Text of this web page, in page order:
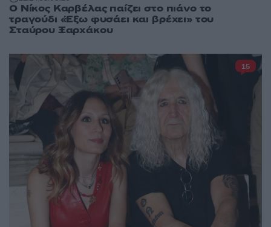
Ο Νίκος Καρβέλας παίζει στο πιάνο το
τραγούδι «Έξω φυσάει και βρέχει» του
Σταύρου Ξαρχάκου
15